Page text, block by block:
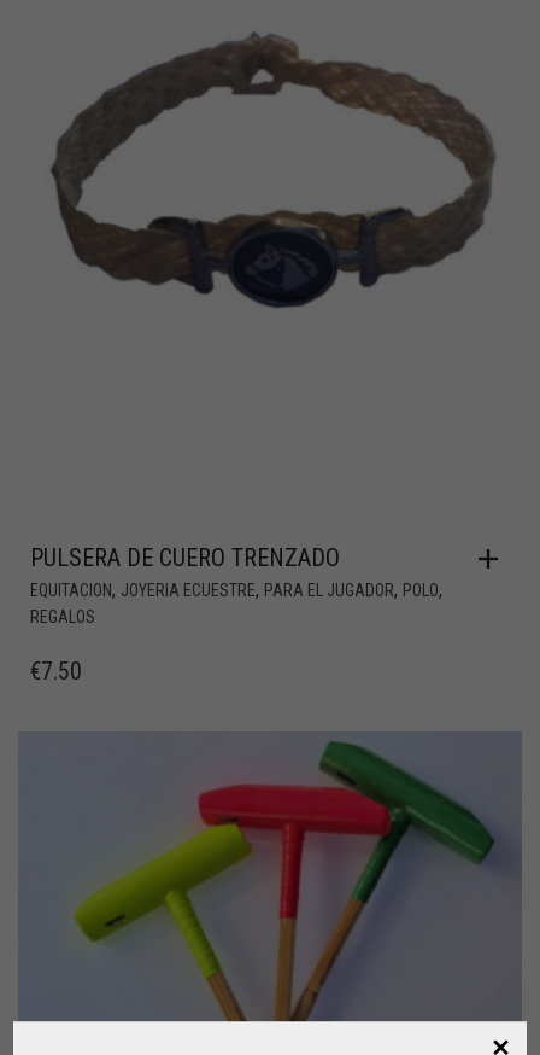
PULSERA DE CUERO TRENZADO
EQUITACION, JOYERIA ECUESTRE, PARA EL JUGADOR, POLO,
REGALOS
€7.50